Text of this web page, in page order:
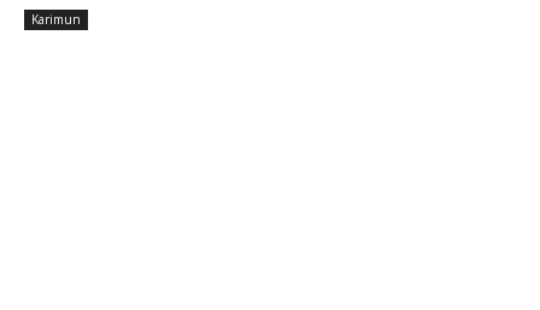
Karimun